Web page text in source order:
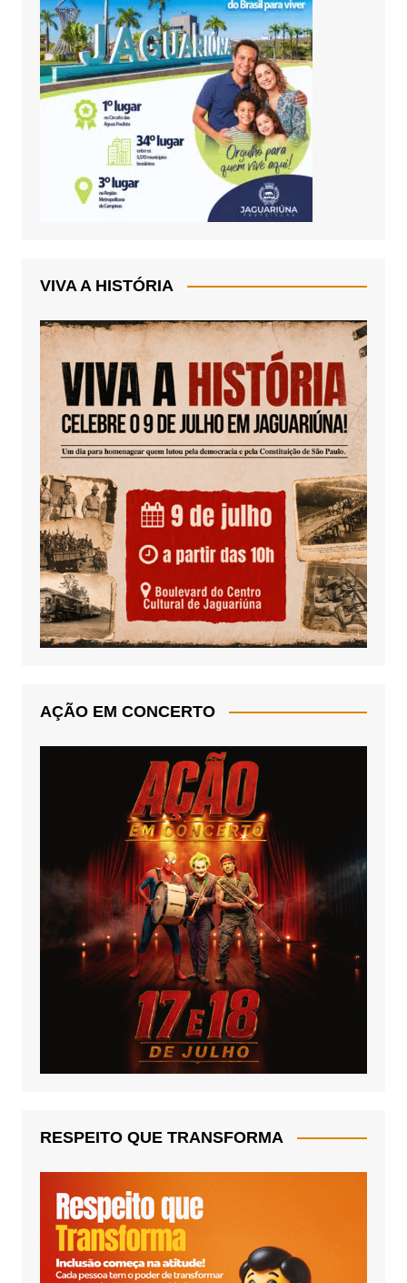
VIVA A HISTÓRIA
AÇÃO EM CONCERTO
RESPEITO QUE TRANSFORMA